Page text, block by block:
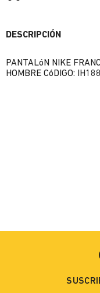
DESCRIPCIÓN
PANTALóN NIKE
HOMBRE CóDIGO: